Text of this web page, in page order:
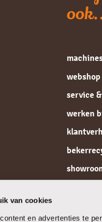
van cookies
en advertenties te
webshop
service
werken